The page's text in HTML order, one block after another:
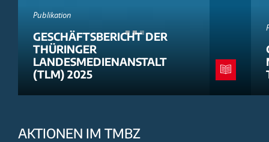
Publikation
GESCHÄFTSBERICHT DER
THÜRINGER
LANDESMEDIENANSTALT
(TLM) 2025
AKTIONEN IM TMBZ